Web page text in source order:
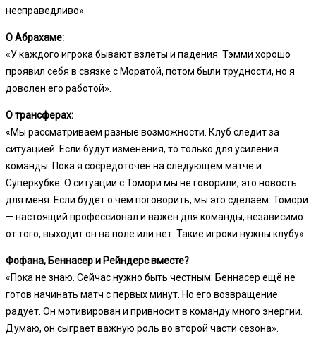
несправедливо».
О Абрахаме:
«У каждого игрока бывают взлёты и падения. Тэмми хорошо
проявил себя в связке с Моратой, потом были трудности, но я
доволен его работой».
О трансферах:
«Мы рассматриваем разные возможности. Клуб следит за
ситуацией. Если будут изменения, то только для усиления
команды. Пока я сосредоточен на следующем матче и
Суперкубке. О ситуации с Томори мы не говорили, это новость
для меня. Если будет о чём поговорить, мы это сделаем. Томори
— настоящий профессионал и важен для команды, независимо
от того, выходит он на поле или нет. Такие игроки нужны клубу».
Фофана, Беннасер и Рейндерс вместе?
«Пока не знаю. Сейчас нужно быть честным: Беннасер ещё не
готов начинать матч с первых минут. Но его возвращение
радует. Он мотивирован и привносит в команду много энергии.
Думаю, он сыграет важную роль во второй части сезона».